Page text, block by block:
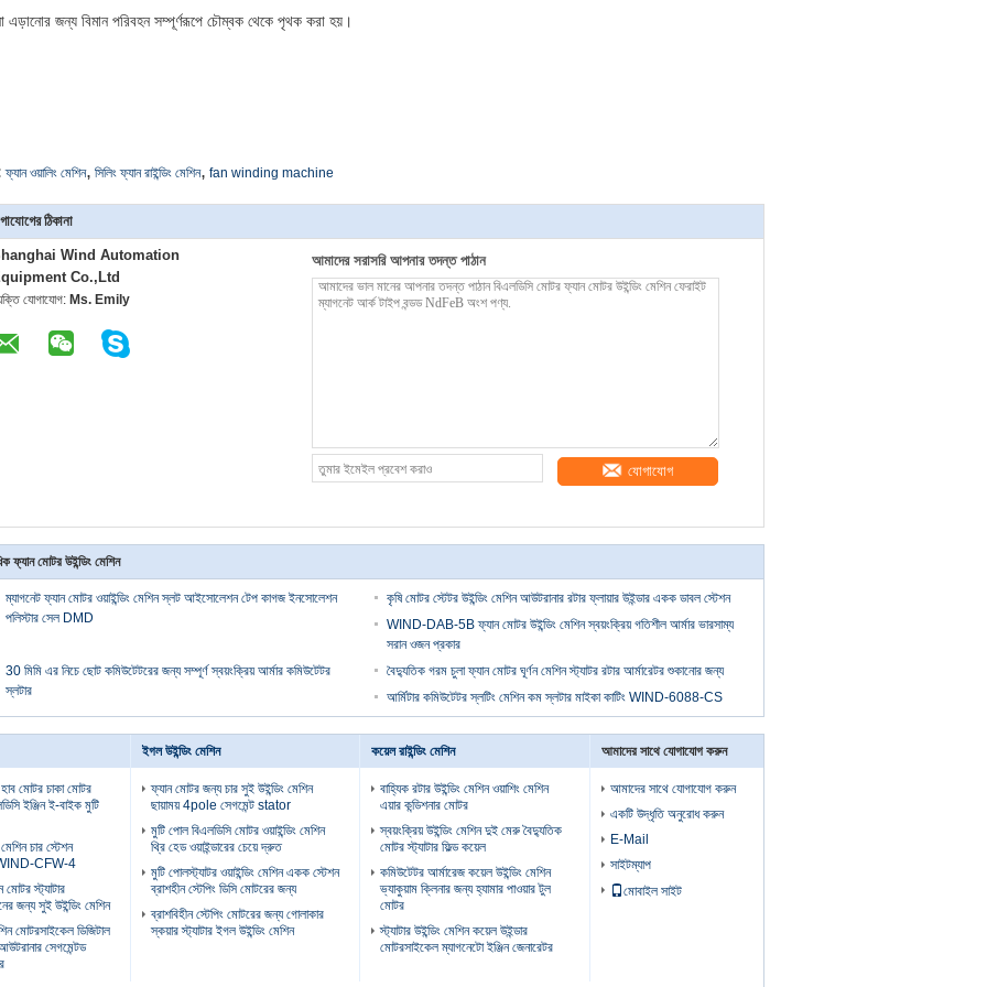
এড়ানোর জন্য বিমান পরিবহন সম্পূর্ণরূপে চৌম্বক থেকে পৃথক করা হয়।
ফ্যান ওয়ালিং মেশিন, সিলিং ফ্যান রাইন্ডিং মেশিন, fan winding machine
ঠিকানা
Wind Automation
Co.,Ltd
যোগাযোগ: Ms. Emily
আমাদের সরাসরি আপনার তদন্ত পাঠান
যোগাযোগ
ফ্যান মোটর উইন্ডিং মেশিন
ম্যাগনেট ফ্যান মোটর ওয়াইন্ডিং মেশিন স্লট আইসোলেশন টেপ কাগজ ইনসোলেশন
পলিস্টার সেল DMD
কৃষি মোটর স্টেটর উইন্ডিং মেশিন আউটরানার রটার ফ্লায়ার উইন্ডার একক ডাবল স্টেশন
WIND-DAB-5B ফ্যান মোটর উইন্ডিং মেশিন স্বয়ংক্রিয় গতিশীল আর্মার ভারসাম্য
সরান ওজন প্রকার
30 মিমি এর নিচে ছোট কমিউটেটরের জন্য সম্পূর্ণ স্বয়ংক্রিয় আর্মার কমিউটেটর
স্লটার
বৈদ্যুতিক গরম চুলা ফ্যান মোটর ঘূর্ণন মেশিন স্ট্যাটর রটার আর্মারেটর শুকানোর জন্য
আর্মিটার কমিউটেটর স্লটিং মেশিন কম স্লটার মাইকা কাটিং WIND-6088-CS
মোটর চাকা মোটর
ইঞ্জিন ই-বাইক মুটি
চার স্টেশন
WIND-CFW-4
মোটর স্ট্যাটার
জন্য সুই উইন্ডিং মেশিন
মোটরসাইকেল ডিজিটাল
সেগমেন্টড
ইগল উইন্ডিং মেশিন
ফ্যান মোটর জন্য চার সুই উইন্ডিং মেশিন
ছায়াময় 4pole সেগমেন্ট stator
মুটি পোল বিএলডিসি মোটর ওয়াইন্ডিং মেশিন
থ্রি হেড ওয়াইন্ডারের চেয়ে দ্রুত
মুটি পোলস্ট্যাটর ওয়াইন্ডিং মেশিন একক স্টেশন
ব্রাশহীন স্টেপিং ডিসি মোটরের জন্য
ব্রাশবিহীন স্টেপিং মোটরের জন্য গোলাকার
স্কয়ার স্ট্যাটার ইগল উইন্ডিং মেশিন
কয়েল রাইন্ডিং মেশিন
বাহ্যিক রটার উইন্ডিং মেশিন ওয়াশিং মেশিন
এয়ার কন্ডিশনার মোটর
স্বয়ংক্রিয় উইন্ডিং মেশিন দুই মেরু বৈদ্যুতিক
মোটর স্ট্যাটার ফিল্ড কয়েল
কমিউটেটর আর্মারেজ কয়েল উইন্ডিং মেশিন
ভ্যাকুয়াম ক্লিনার জন্য হ্যামার পাওয়ার টুল
মোটর
স্ট্যাটার উইন্ডিং মেশিন কয়েল উইন্ডার
মোটরসাইকেল ম্যাগনেটো ইঞ্জিন জেনারেটর
আমাদের সাথে যোগাযোগ করুন
আমাদের সাথে যোগাযোগ করুন
একটি উদ্ধৃতি অনুরোধ করুন
E-Mail
সাইটম্যাপ
মোবাইল সাইট